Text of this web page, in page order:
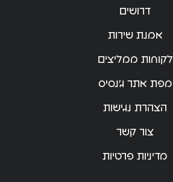
דרושים
אמנת שירות
לקוחות ממליצים
מפת אתר ג’נסיס
הצהרת נגישות
צור קשר
מדיניות פרטיות